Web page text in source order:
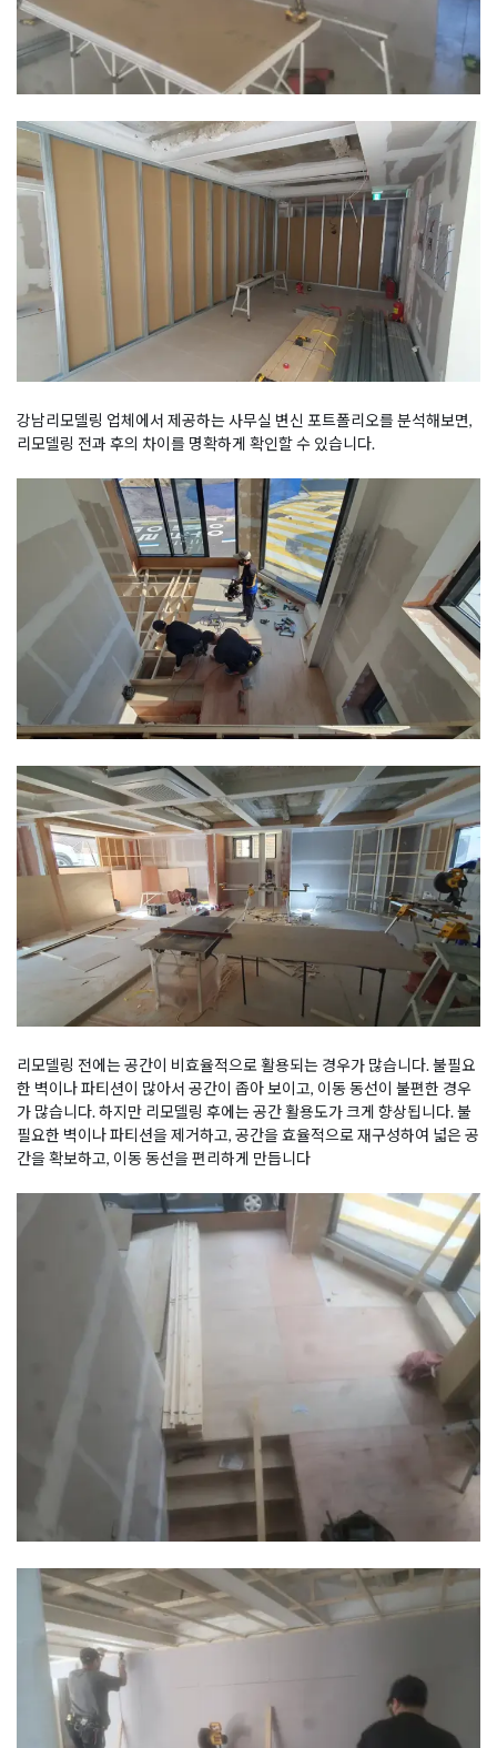
강남리모델링 업체에서 제공하는 사무실 변신 포트폴리오를 분석해보면,
리모델링 전과 후의 차이를 명확하게 확인할 수 있습니다.
리모델링 전에는 공간이 비효율적으로 활용되는 경우가 많습니다. 불필요
한 벽이나 파티션이 많아서 공간이 좁아 보이고, 이동 동선이 불편한 경우
가 많습니다. 하지만 리모델링 후에는 공간 활용도가 크게 향상됩니다. 불
필요한 벽이나 파티션을 제거하고, 공간을 효율적으로 재구성하여 넓은 공
간을 확보하고, 이동 동선을 편리하게 만듭니다